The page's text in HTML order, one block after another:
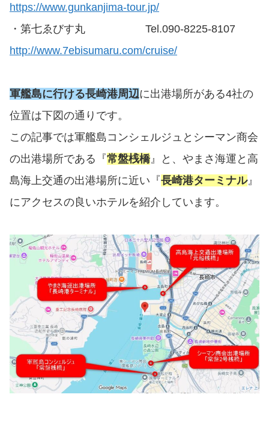
https://www.gunkanjima-tour.jp/
・第七ゑびす丸 Tel.090-8225-8107
http://www.7ebisumaru.com/cruise/
軍艦島に行ける長崎港周辺に出港場所がある4社の
位置は下図の通りです。
この記事では軍艦島コンシェルジュとシーマン商会
の出港場所である『常盤桟橋』と、やまさ海運と高
島海上交通の出港場所に近い『長崎港ターミナル』
にアクセスの良いホテルを紹介しています。